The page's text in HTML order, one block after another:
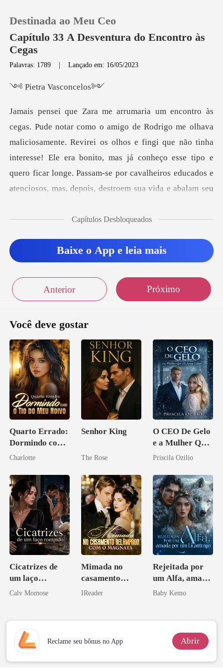
Histórico
Sair
Baixar App
Destinada ao Meu Ceo
Capítulo 33 A Desventura do Encontro às
Cegas
Palavras: 1789 |Lançado em: 16/05/2023
a Vasco
osamente. Revirei os olhos e fingi que não tinha
interesse! Ele era bonito, mas já conheço esse tipo e
quero
Capítulos Desbloqueados
Baixe o App e leia mais
Anterior Próximo
Você deve gostar
Quarto Errado:
Dormindo com
o Tio do Meu
Charlotte
Senhor King
The Rose
O CEO De Gelo
e a Mulher Que
Ele Jurou Odiar
Priscila Ozilio
Cicatrizes de
um laço
rompido
Calv Momose
Mimada no
casamento
relâmpago com
IReader
Rejeitada por
um Alfa, amada
por um
Baby Kemo
Reclame seu bônus no App Abrir